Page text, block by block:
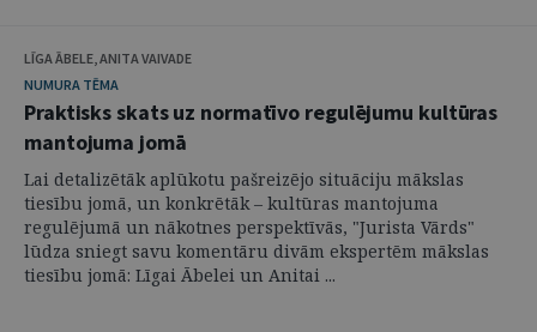
LĪGA ĀBELE, ANITA VAIVADE
NUMURA TĒMA
Praktisks skats uz normatīvo regulējumu kultūras
mantojuma jomā
Lai detalizētāk aplūkotu pašreizējo situāciju mākslas
tiesību jomā, un konkrētāk – kultūras mantojuma
regulējumā un nākotnes perspektīvās, "Jurista Vārds"
lūdza sniegt savu komentāru divām ekspertēm mākslas
tiesību jomā: Līgai Ābelei un Anitai ...